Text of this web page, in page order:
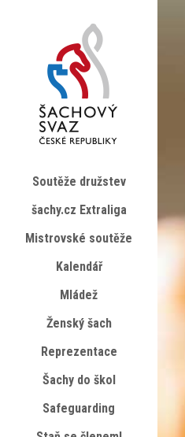
Soutěže družstev
šachy.cz Extraliga
Mistrovské soutěže
Kalendář
Mládež
Ženský šach
Reprezentace
Šachy do škol
Safeguarding